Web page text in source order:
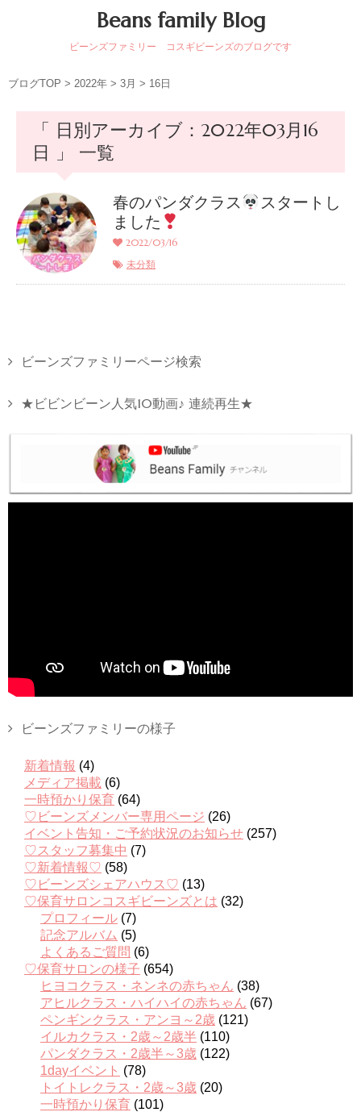
Beans family Blog
ビーンズファミリー コスギビーンズのブログです
ブログTOP > 2022年 > 3月 > 16日
「 日別アーカイブ：2022年03月16
日 」 一覧
春のパンダクラス
スタートし
ました
2022/03/16
未分類
ビーンズファミリーページ検索
★ビビンビーン人気10動画♪ 連続再生★
ビーンズファミリーの様子
新着情報 (4)
メディア掲載 (6)
一時預かり保育 (64)
♡ビーンズメンバー専用ページ (26)
イベント告知・ご予約状況のお知らせ (257)
♡スタッフ募集中 (7)
♡新着情報♡ (58)
♡ビーンズシェアハウス♡ (13)
♡保育サロンコスギビーンズとは (32)
プロフィール (7)
記念アルバム (5)
よくあるご質問 (6)
♡保育サロンの様子 (654)
ヒヨコクラス・ネンネの赤ちゃん (38)
アヒルクラス・ハイハイの赤ちゃん (67)
ペンギンクラス・アンヨ～2歳 (121)
イルカクラス・2歳～2歳半 (110)
パンダクラス・2歳半～3歳 (122)
1dayイベント (78)
トイトレクラス・2歳～3歳 (20)
一時預かり保育 (101)